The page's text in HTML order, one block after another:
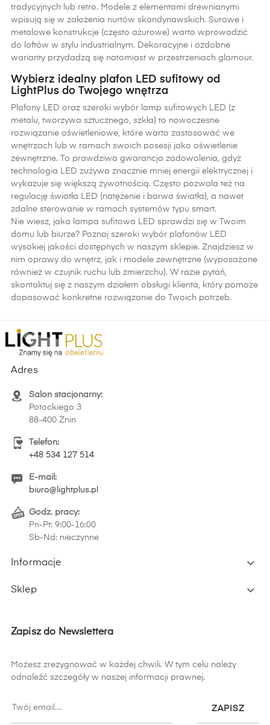
tradycyjnych lub retro. Modele z elementami drewnianymi
wpisują się w założenia nurtów skandynawskich. Surowe i
metalowe konstrukcje (często ażurowe) warto wprowadzić
do loftów w stylu industrialnym. Dekoracyjne i ozdobne
warianty przydadzą się natomiast w przestrzeniach glamour.
Wybierz idealny plafon LED sufitowy od
LightPlus do Twojego wnętrza
Plafony LED oraz szeroki wybór lamp sufitowych LED (z
metalu, tworzywa sztucznego, szkła) to nowoczesne
rozwiązanie oświetleniowe, które warto zastosować we
wnętrzach lub w ramach swoich posesji jako oświetlenie
zewnętrzne. To prawdziwa gwarancja zadowolenia, gdyż
technologia LED zużywa znacznie mniej energii elektrycznej i
wykazuje się większą żywotnością. Często pozwala też na
regulację światła LED (natężenie i barwa światła), a nawet
zdalne sterowanie w ramach systemów typu smart.
Nie wiesz, jaka lampa sufitowa LED sprawdzi się w Twoim
domu lub biurze? Poznaj szeroki wybór plafonów LED
wysokiej jakości dostępnych w naszym sklepie. Znajdziesz w
nim oprawy do wnętrz, jak i modele zewnętrzne (wyposażone
również w czujnik ruchu lub zmierzchu). W razie pytań,
skontaktuj się z naszym działem obsługi klienta, który pomoże
dopasować konkretne rozwiązanie do Twoich potrzeb.
Adres
Salon stacjonarny:
Potockiego 3
88-400 Żnin
Telefon:
+48 534 127 514
E-mail:
biuro@lightplus.pl
Godz. pracy:
Pn-Pt: 9:00-16:00
Sb-Nd: nieczynne
Informacje 
Sklep 
Zapisz do Newslettera
Możesz zrezygnować w każdej chwili. W tym celu należy
odnaleźć szczegóły w naszej informacji prawnej.
ZAPISZ